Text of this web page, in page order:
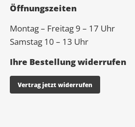
Öffnungszeiten
Montag – Freitag 9 – 17 Uhr
Samstag 10 – 13 Uhr
Ihre Bestellung widerrufen
Vertrag jetzt widerrufen